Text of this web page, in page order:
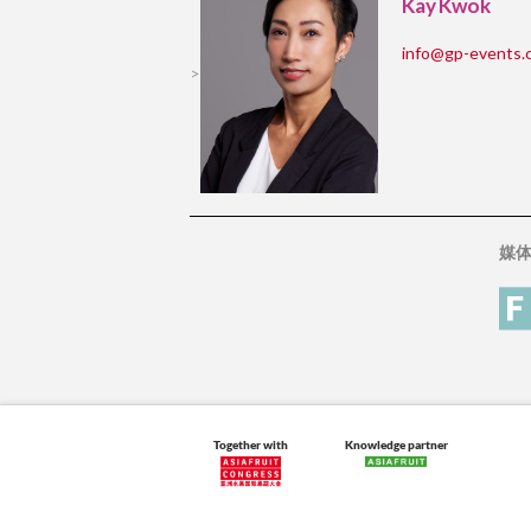
>
Kay Kwok
info@gp-
媒
Together with Knowledge partner